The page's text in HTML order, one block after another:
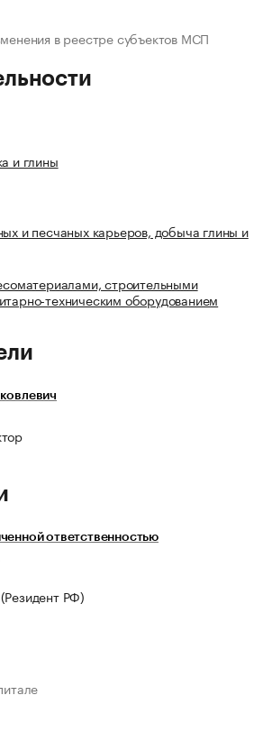
в реестре субъектов МСП
и глины
и песчаных карьеров, добыча глины и
строительными
техническим оборудованием
ответственностью
РФ)